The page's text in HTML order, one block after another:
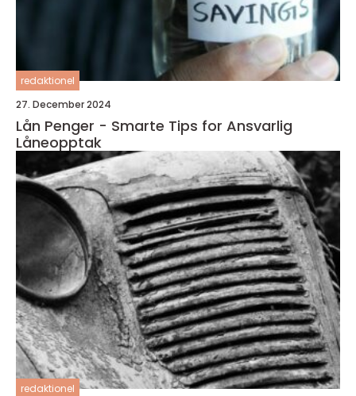
redaktionel
27. December 2024
Lån Penger - Smarte Tips for Ansvarlig
Låneopptak
redaktionel